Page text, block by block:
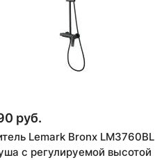
руб.
Lemark Bronx LM3760BL
с регулируемой высотой